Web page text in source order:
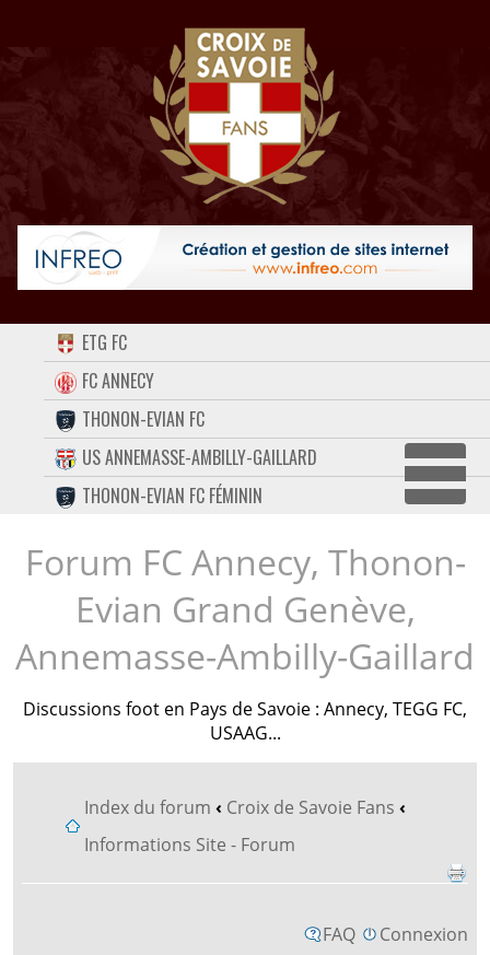
ACCUEIL
FORUM
CONTACT
FACEBOOK
TWITTER
INSTAGRAM
ETG FC
FC ANNECY
THONON-EVIAN FC
US ANNEMASSE-AMBILLY-GAILLARD
THONON-EVIAN FC FÉMININ
Forum FC Annecy, Thonon-
Evian Grand Genève,
Annemasse-Ambilly-Gaillard
Discussions foot en Pays de Savoie : Annecy, TEGG FC,
USAAG...
Index du forum ‹ Croix de Savoie Fans ‹
Informations Site - Forum
FAQ Connexion